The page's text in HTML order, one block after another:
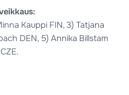
Kauppi FIN, 3) Tatjana
DEN, 5) Annika Billstam